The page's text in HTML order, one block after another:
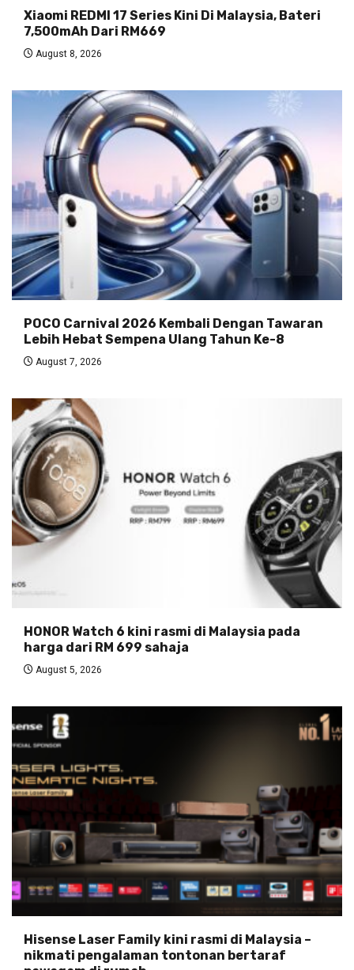
Xiaomi REDMI 17 Series Kini Di Malaysia, Bateri
7,500mAh Dari RM669
August 8, 2026
POCO Carnival 2026 Kembali Dengan Tawaran
Lebih Hebat Sempena Ulang Tahun Ke-8
August 7, 2026
HONOR Watch 6 kini rasmi di Malaysia pada
harga dari RM 699 sahaja
August 5, 2026
Hisense Laser Family kini rasmi di Malaysia –
nikmati pengalaman tontonan bertaraf